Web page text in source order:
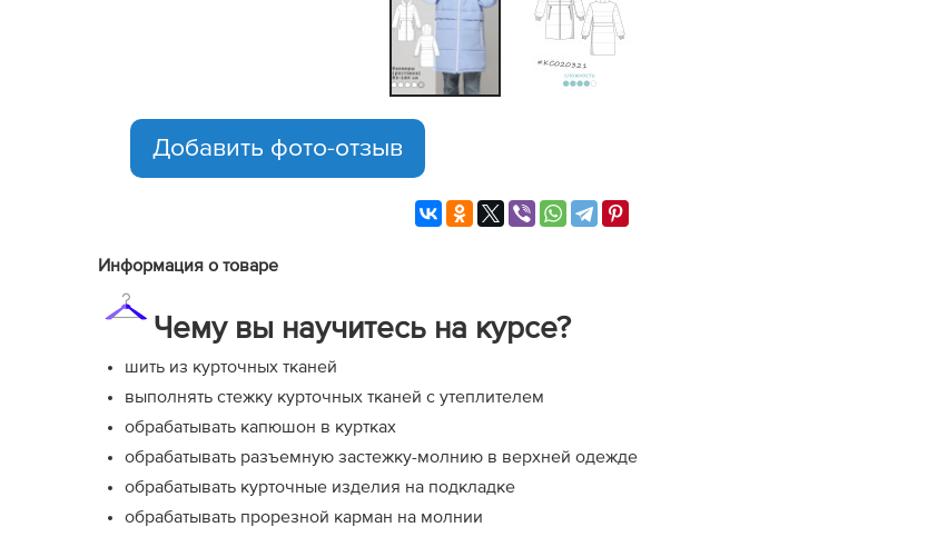
Добавить фото-отзыв
Информация о товаре
Чему вы научитесь на курсе?
шить из курточных тканей
выполнять стежку курточных тканей с утеплителем
обрабатывать капюшон в куртках
обрабатывать разъемную застежку-молнию в верхней одежде
обрабатывать курточные изделия на подкладке
обрабатывать прорезной карман на молнии